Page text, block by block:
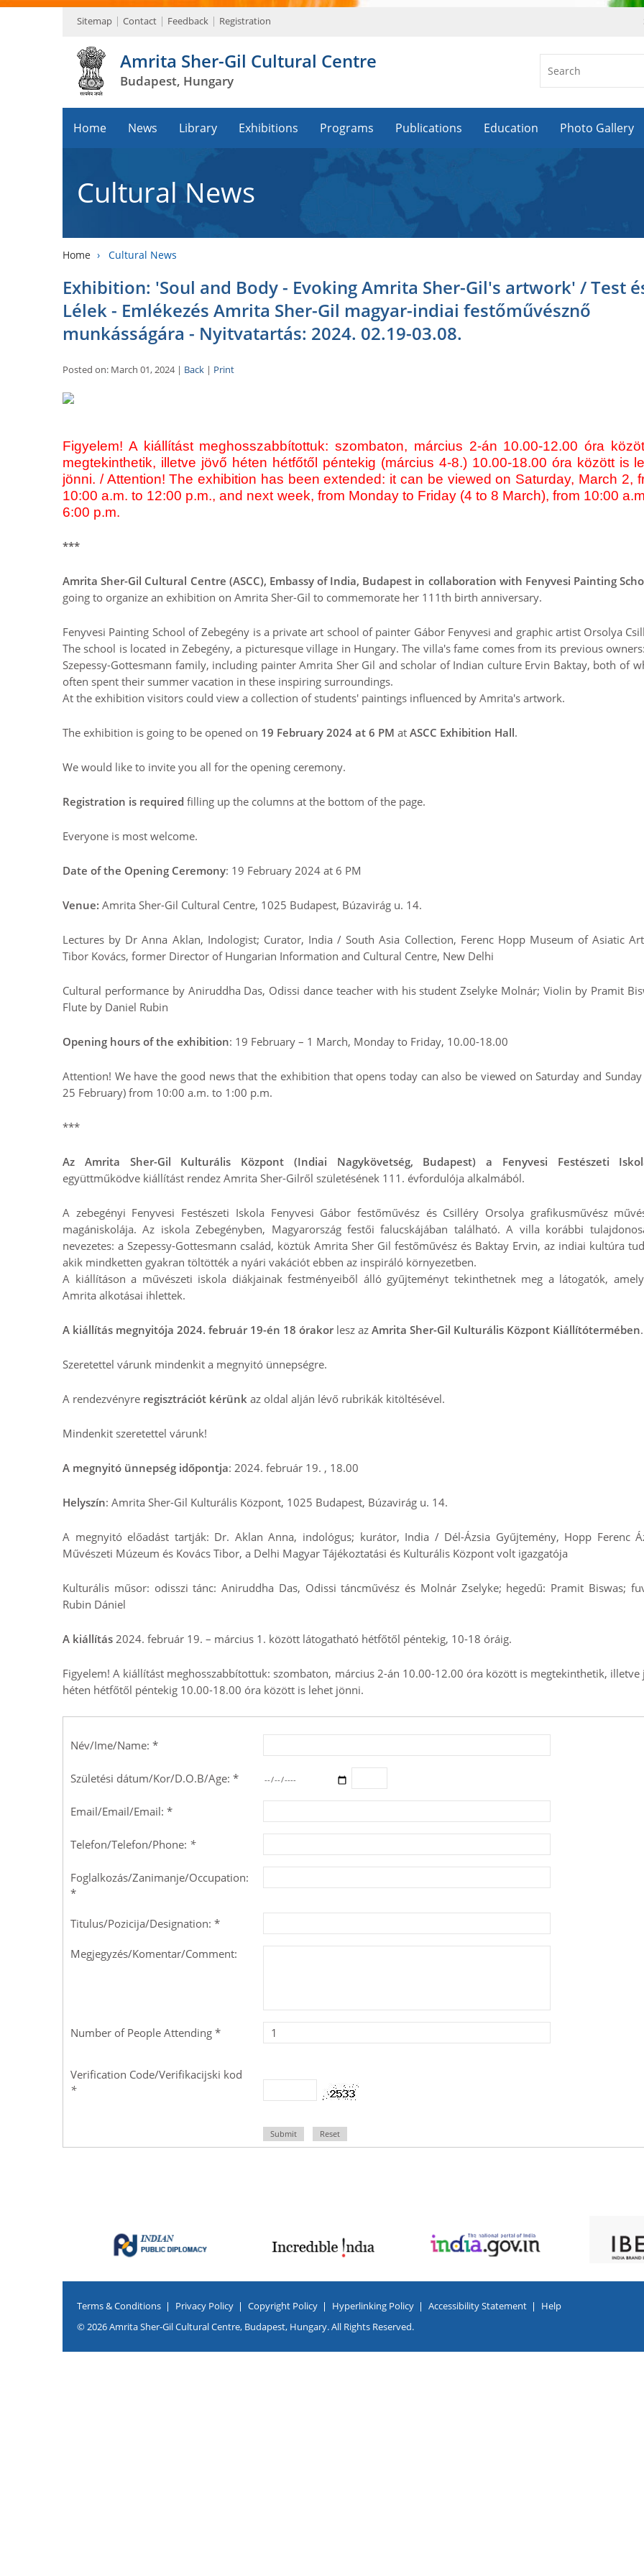
Sitemap Contact Feedback Registration
Amrita Sher-Gil Cultural Centre
Budapest, Hungary
Home News Library Exhibitions Programs Publications Education Photo Gallery
Cultural News
Home › Cultural News
Exhibition: 'Soul and Body - Evoking Amrita Sher-Gil's artwork' / Test
Lélek - Emlékezés Amrita Sher-Gil magyar-indiai festőművésznő
munkásságára - Nyitvatartás: 2024. 02.19-03.08.
Posted on: March 01, 2024 | Back | Print
Figyelem! A kiállítást meghosszabbítottuk: szombaton, március 2-án 10.00-12.00 óra
megtekinthetik, illetve jövő héten hétfőtől péntekig (március 4-8.) 10.00-18.00 óra között is
jönni. / Attention! The exhibition has been extended: it can be viewed on Saturday, March 2,
10:00 a.m. to 12:00 p.m., and next week, from Monday to Friday (4 to 8 March), from 10:00
6:00 p.m.
***
Amrita Sher-Gil Cultural Centre (ASCC), Embassy of India, Budapest in collaboration with Fenyvesi Painting
going to organize an exhibition on Amrita Sher-Gil to commemorate her 111th birth anniversary.
Fenyvesi Painting School of Zebegény is a private art school of painter Gábor Fenyvesi and graphic artist Orsolya
The school is located in Zebegény, a picturesque village in Hungary. The villa's fame comes from its previous
Szepessy-Gottesmann family, including painter Amrita Sher Gil and scholar of Indian culture Ervin Baktay, both of
often spent their summer vacation in these inspiring surroundings.
At the exhibition visitors could view a collection of students' paintings influenced by Amrita's artwork.
The exhibition is going to be opened on 19 February 2024 at 6 PM at ASCC Exhibition Hall.
We would like to invite you all for the opening ceremony.
Registration is required filling up the columns at the bottom of the page.
Everyone is most welcome.
Date of the Opening Ceremony: 19 February 2024 at 6 PM
Venue: Amrita Sher-Gil Cultural Centre, 1025 Budapest, Búzavirág u. 14.
Lectures by Dr Anna Aklan, Indologist; Curator, India / South Asia Collection, Ferenc Hopp Museum of Asiatic
Tibor Kovács, former Director of Hungarian Information and Cultural Centre, New Delhi
Cultural performance by Aniruddha Das, Odissi dance teacher with his student Zselyke Molnár; Violin by Pramit
Flute by Daniel Rubin
Opening hours of the exhibition: 19 February – 1 March, Monday to Friday, 10.00-18.00
Attention! We have the good news that the exhibition that opens today can also be viewed on Saturday and Sunday
25 February) from 10:00 a.m. to 1:00 p.m.
***
Az Amrita Sher-Gil Kulturális Központ (Indiai Nagykövetség, Budapest) a Fenyvesi Festészeti
együttműködve kiállítást rendez Amrita Sher-Gilről születésének 111. évfordulója alkalmából.
A zebegényi Fenyvesi Festészeti Iskola Fenyvesi Gábor festőművész és Csilléry Orsolya grafikusművész
magániskolája. Az iskola Zebegényben, Magyarország festői falucskájában található. A villa korábbi
nevezetes: a Szepessy-Gottesmann család, köztük Amrita Sher Gil festőművész és Baktay Ervin, az indiai kultúra
akik mindketten gyakran töltötték a nyári vakációt ebben az inspiráló környezetben.
A kiállításon a művészeti iskola diákjainak festményeiből álló gyűjteményt tekinthetnek meg a látogatók,
Amrita alkotásai ihlettek.
A kiállítás megnyitója 2024. február 19-én 18 órakorlesz az Amrita Sher-Gil Kulturális Központ Kiállítótermében.
Szeretettel várunk mindenkit a megnyitó ünnepségre.
A rendezvényre regisztrációt kérünk az oldal alján lévő rubrikák kitöltésével.
Mindenkit szeretettel várunk!
A megnyitó ünnepség időpontja: 2024. február 19. , 18.00
Helyszín: Amrita Sher-Gil Kulturális Központ, 1025 Budapest, Búzavirág u. 14.
A megnyitó előadást tartják: Dr. Aklan Anna, indológus; kurátor, India / Dél-Ázsia Gyűjtemény, Hopp Ferenc
Művészeti Múzeum és Kovács Tibor, a Delhi Magyar Tájékoztatási és Kulturális Központ volt igazgatója
Kulturális műsor: odisszi tánc: Aniruddha Das, Odissi táncművész és Molnár Zselyke; hegedű: Pramit Biswas;
Rubin Dániel
A kiállítás 2024. február 19. – március 1. között látogatható hétfőtől péntekig, 10-18 óráig.
Figyelem! A kiállítást meghosszabbítottuk: szombaton, március 2-án 10.00-12.00 óra között is megtekinthetik, illetve
héten hétfőtől péntekig 10.00-18.00 óra között is lehet jönni.
Név/Ime/Name: *
Születési dátum/Kor/D.O.B/Age: *
Email/Email/Email: *
Telefon/Telefon/Phone: *
Foglalkozás/Zanimanje/Occupation:
*
Titulus/Pozicija/Designation: *
Megjegyzés/Komentar/Comment:
Number of People Attending *
Verification Code/Verifikacijski kod
*
Submit Reset
Terms & Conditions Privacy Policy Copyright Policy Hyperlinking Policy Accessibility Statement
Help
© 2026 Amrita Sher-Gil Cultural Centre, Budapest, Hungary. All Rights Reserved.